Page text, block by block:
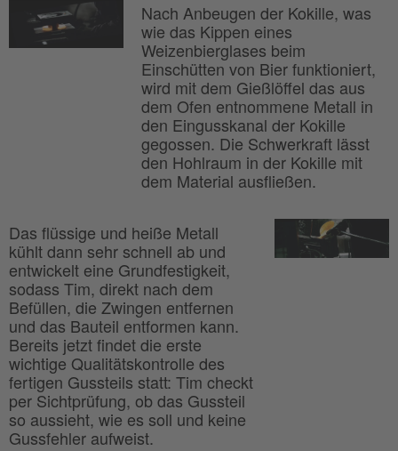
Nach Anbeugen der Kokille, was
wie das Kippen eines
Weizenbierglases beim
Einschütten von Bier funktioniert,
wird mit dem Gießlöffel das aus
dem Ofen entnommene Metall in
den Eingusskanal der Kokille
gegossen. Die Schwerkraft lässt
den Hohlraum in der Kokille mit
dem Material ausfließen.
Das flüssige und heiße Metall
kühlt dann sehr schnell ab und
entwickelt eine Grundfestigkeit,
sodass Tim, direkt nach dem
Befüllen, die Zwingen entfernen
und das Bauteil entformen kann.
Bereits jetzt findet die erste
wichtige Qualitätskontrolle des
fertigen Gussteils statt: Tim checkt
per Sichtprüfung, ob das Gussteil
so aussieht, wie es soll und keine
Gussfehler aufweist.